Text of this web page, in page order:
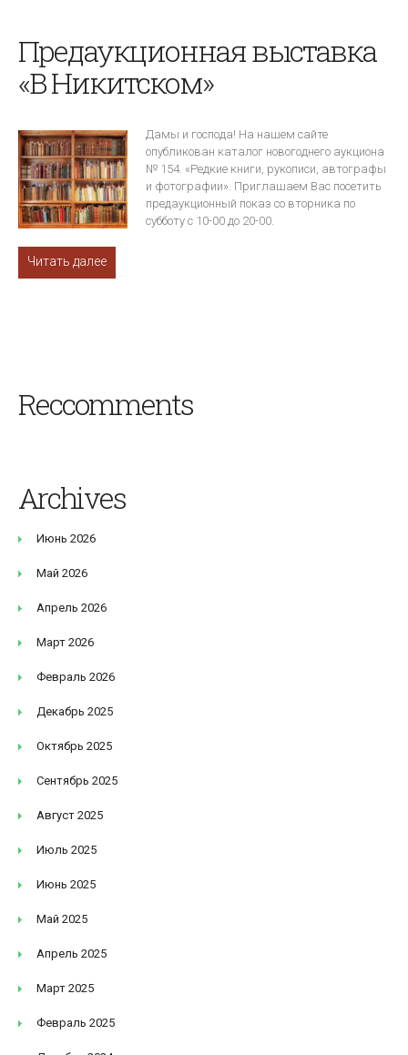
Предаукционная выставка
«В Никитском»
Дамы и господа! На нашем сайте
опубликован каталог новогоднего аукциона
№ 154. «Редкие книги, рукописи, автографы
и фотографии». Приглашаем Вас посетить
предаукционный показ со вторника по
субботу с 10-00 до 20-00.
Читать далее
Reccomments
Archives
Июнь 2026
Май 2026
Апрель 2026
Март 2026
Февраль 2026
Декабрь 2025
Октябрь 2025
Сентябрь 2025
Август 2025
Июль 2025
Июнь 2025
Май 2025
Апрель 2025
Март 2025
Февраль 2025